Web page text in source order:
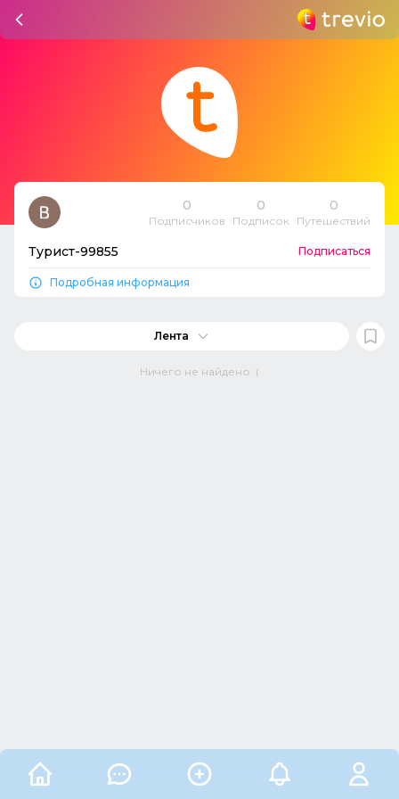
0
Подписчиков
0
Подписок
0
Путешествий
Турист-99855 Подписаться
Подробная информация
Лента
Ничего не найдено :(